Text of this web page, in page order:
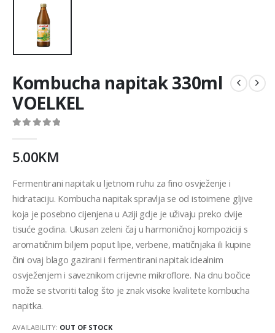
Kombucha napitak 330ml
VOELKEL
5.00KM
Fermentirani napitak u ljetnom ruhu za fino osvježenje i
hidrataciju. Kombucha napitak spravlja se od istoimene gljive
koja je posebno cijenjena u Aziji gdje je uživaju preko dvije
tisuće godina. Ukusan zeleni čaj u harmoničnoj kompoziciji s
aromatičnim biljem poput lipe, verbene, matičnjaka ili kupine
čini ovaj blago gazirani i fermentirani napitak idealnim
osvježenjem i saveznikom crijevne mikroflore. Na dnu bočice
može se stvoriti talog što je znak visoke kvalitete kombucha
napitka.
AVAILABILITY: OUT OF STOCK